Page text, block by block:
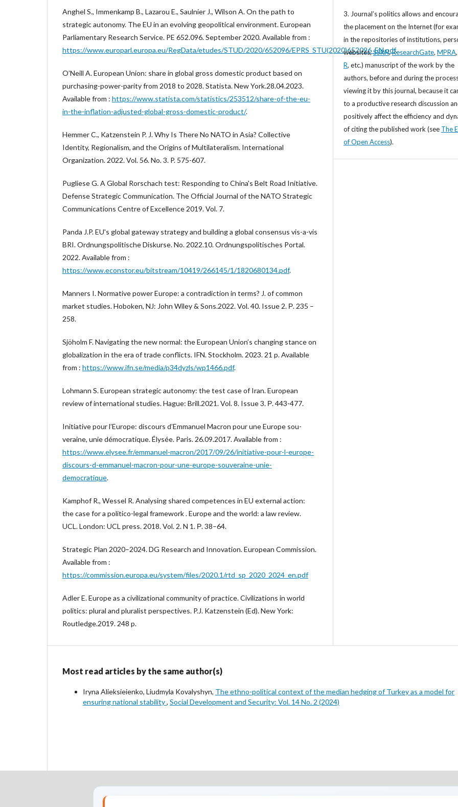
Anghel S., Immenkamp B., Lazarou E., Saulnier J., Wilson A. On the path to
strategic autonomy. The EU in an evolving geopolitical environment. European
Parliamentary Research Service. PE 652.096. September 2020. Available from :
https://www.europarl.europa.eu/RegData/etudes/STUD/2020/652096/EPRS_STU(2020)652096_EN.pdf.
O’Neill A. European Union: share in global gross domestic product based on
purchasing-power-parity from 2018 to 2028. Statista. New York.28.04.2023.
Available from : https://www.statista.com/statistics/253512/share-of-the-eu-
in-the-inflation-adjusted-global-gross-domestic-product/.
Hemmer C., Katzenstein P. J. Why Is There No NATO in Asia? Collective
Identity, Regionalism, and the Origins of Multilateralism. International
Organization. 2022. Vol. 56. No. 3. P. 575-607.
Pugliese G. A Global Rorschach test: Responding to China's Belt Road Initiative.
Defense Strategic Communication. The Official Journal of the NATO Strategic
Communications Centre of Excellence 2019. Vol. 7.
Panda J.P. EU's global gateway strategy and building a global consensus vis-a-vis
BRI. Ordnungspolitische Diskurse. No. 2022.10. Ordnungspolitisches Portal.
2022. Available from :
https://www.econstor.eu/bitstream/10419/266145/1/1820680134.pdf.
Manners I. Normative power Europe: a contradiction in terms? J. of common
market studies. Hoboken, NJ: John Wiley & Sons.2022. Vol. 40. Issue 2. Р. 235 –
258.
Sjöholm F. Navigating the new normal: the European Union’s changing stance on
globalization in the era of trade conflicts. IFN. Stockholm. 2023. 21 p. Available
from : https://www.ifn.se/media/p34dyzls/wp1466.pdf.
Lohmann S. European strategic autonomy: the test case of Iran. European
review of international studies. Hague: Brill.2021. Vol. 8. Issue 3. Р. 443-477.
Initiative pour l’Europe: discours d’Emmanuel Macron pour une Europe sou-
veraine, unie démocratique. Élysée. Paris. 26.09.2017. Available from :
https://www.elysee.fr/emmanuel-macron/2017/09/26/initiative-pour-l-europe-
discours-d-emmanuel-macron-pour-une-europe-souveraine-unie-
democratique.
Kamphof R., Wessel R. Analysing shared competences in EU external action:
the case for a politico-legal framework . Europe and the world: a law review.
UCL. London: UCL press. 2018. Vol. 2. N 1. Р. 38–64.
Strategic Plan 2020–2024. DG Research and Innovation. European Commission.
Available from :
https://commission.europa.eu/system/files/2020.1/rtd_sp_2020_2024_en.pdf
Adler E. Europe as a civilizational community of practice. Civilizations in world
politics: plural and pluralist perspectives. P.J. Katzenstein (Ed). New York:
Routledge.2019. 248 p.
3. Journal’s politics allows and
the placement on the Internet (for
in the repositories of institutions,
websites,SSRN,ResearchGate, MPRA,
R, etc.) manuscript of the work by the
authors, before and during the
viewing it by this journal, because it
to a productive research discussion
positively affect the efficiency and
of citing the published work (see The
of Open Access).
Most read articles by the same author(s)
Iryna Alieksieienko, Liudmyla Kovalyshyn, The ethno-political context of the median hedging of Turkey as a model for
ensuring national stability, Social Development and Security: Vol. 14 No. 2 (2024)